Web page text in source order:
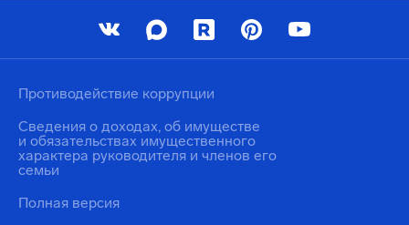
Противодействие коррупции
Сведения о доходах, об имуществе
и обязательствах имущественного
характера руководителя и членов его
семьи
Полная версия